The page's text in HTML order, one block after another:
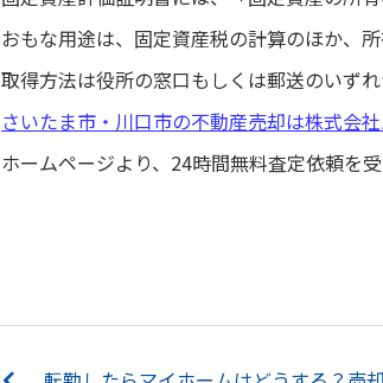
おもな用途は、固定資産税の計算のほか、
取得方法は役所の窓口もしくは郵送のいず
さいたま市・川口市の不動産売却は株式会
ホームページより、24時間無料査定依頼を受